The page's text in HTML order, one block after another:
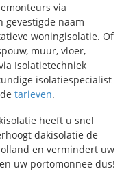
via
gevestigde naam
woningisolatie. Of
muur, vloer,
Isolatietechniek
isolatiespecialist
detarieven.
heeft u snel
dakisolatie de
en vermindert uw
uw portomonnee dus!